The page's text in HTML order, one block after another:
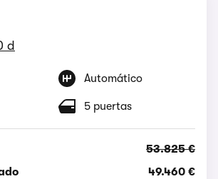
d
Automático
5 puertas
53.825 €
49.460 €